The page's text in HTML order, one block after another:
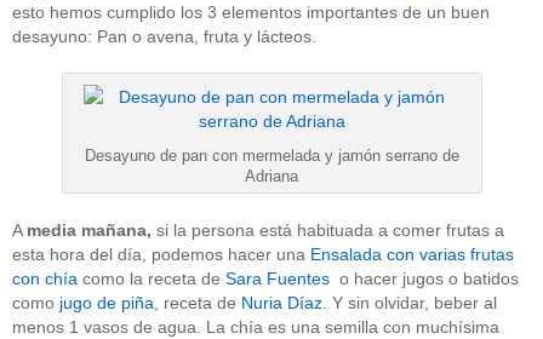
esto hemos cumplido los 3 elementos importantes de un buen
desayuno: Pan o avena, fruta y lácteos.
Desayuno de pan con mermelada y jamón serrano de
Adriana
A media mañana, si la persona está habituada a comer frutas a
esta hora del día, podemos hacer una Ensalada con varias frutas
con chía como la receta de Sara Fuentes o hacer jugos o batidos
como jugo de piña , receta de Nuria Díaz . Y sin olvidar, beber al
menos 1 vasos de agua. La chía es una semilla con muchísima